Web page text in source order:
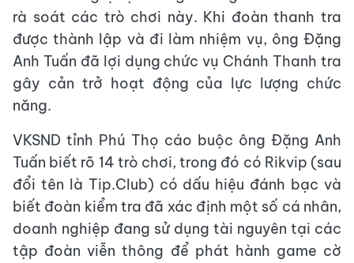
rà soát các trò chơi này. Khi đoàn thanh tra
được thành lập và đi làm nhiệm vụ, ông Đặng
Anh Tuấn đã lợi dụng chức vụ Chánh Thanh tra
gây cản trở hoạt động của lực lượng chức
năng.
VKSND tỉnh Phú Thọ cáo buộc ông Đặng Anh
Tuấn biết rõ 14 trò chơi, trong đó có Rikvip (sau
đổi tên là Tip.Club) có dấu hiệu đánh bạc và
biết đoàn kiểm tra đã xác định một số cá nhân,
doanh nghiệp đang sử dụng tài nguyên tại các
tập đoàn viễn thông để phát hành game cờ